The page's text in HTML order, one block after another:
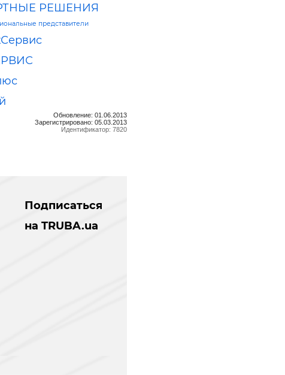
РЕШЕНИЯ
представители
Обновление: 01.06.2013
Зарегистрировано: 05.03.2013
Идентификатор: 7820
Подписаться
на TRUBA.ua